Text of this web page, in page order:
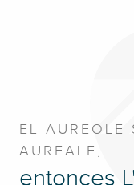
EL AUREOLE
AUREALE,
entonces